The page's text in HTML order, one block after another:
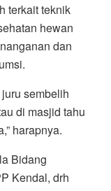
terkait teknik
hewan
dan
sembelih
di masjid tahu
harapnya.
Bidang
Kendal, drh